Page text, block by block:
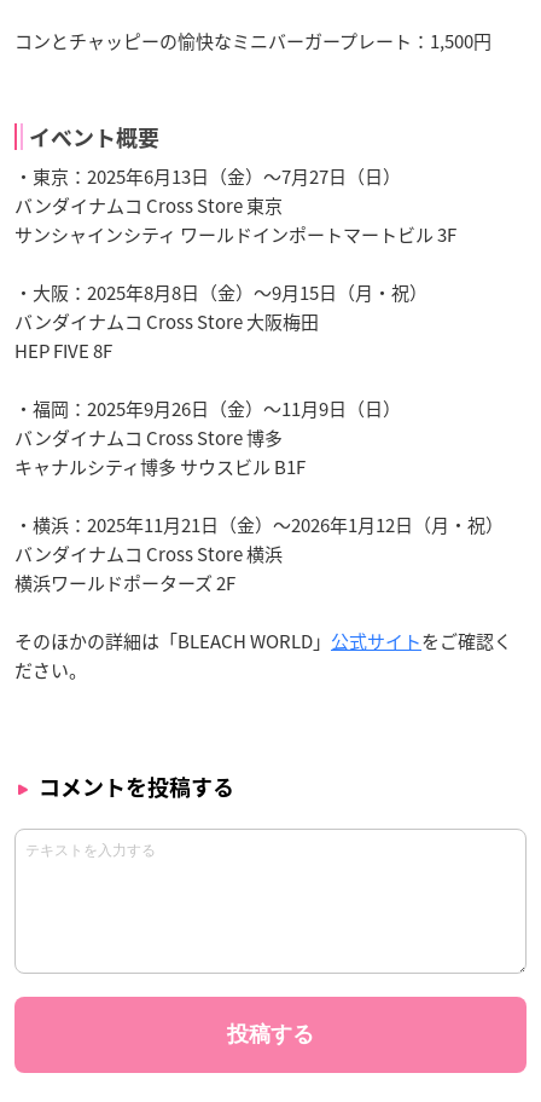
コンとチャッピーの愉快なミニバーガープレート：1,500円
イベント概要
・東京：2025年6月13日（金）～7月27日（日）
バンダイナムコ Cross Store 東京
サンシャインシティ ワールドインポートマートビル 3F
・大阪：2025年8月8日（金）～9月15日（月・祝）
バンダイナムコ Cross Store 大阪梅田
HEP FIVE 8F
・福岡：2025年9月26日（金）～11月9日（日）
バンダイナムコ Cross Store 博多
キャナルシティ博多 サウスビル B1F
・横浜：2025年11月21日（金）～2026年1月12日（月・祝）
バンダイナムコ Cross Store 横浜
横浜ワールドポーターズ 2F
そのほかの詳細は「BLEACH WORLD」 公式サイトをご確認く
ださい。
コメントを投稿する